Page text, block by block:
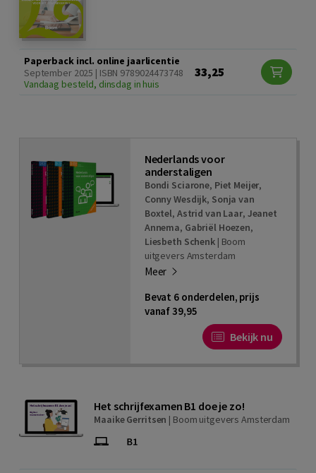
Paperback incl. online jaarlicentie
September 2025 | ISBN 9789024473748
Vandaag besteld, dinsdag in huis
33,25
Nederlands voor
anderstaligen
Bondi Sciarone, Piet Meijer,
Conny Wesdijk, Sonja van
Boxtel, Astrid van Laar, Jeanet
Annema, Gabriël Hoezen,
Liesbeth Schenk| Boom
uitgevers Amsterdam
Meer
Bevat 6 onderdelen, prijs
vanaf 39,95
Bekijk nu
Het schrijfexamen B1 doe je zo!
Maaike Gerritsen | Boom uitgevers Amsterdam